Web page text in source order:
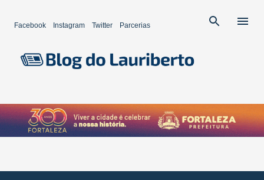
Facebook Instagram Twitter Parcerias